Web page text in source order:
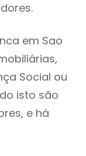
em Sao
Social ou
isto são
e há